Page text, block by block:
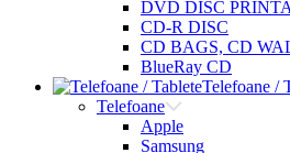
DVD DISC
CD-R DISC
CD BAGS, CD
BlueRay CD
Telefoane /
Telefoane
Apple
Samsung